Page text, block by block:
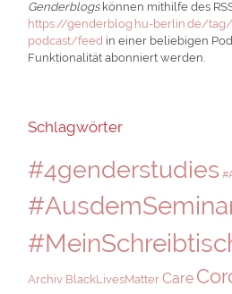
Genderblogskönnen mithilfe des
https://genderblog.hu-berlin.de/
podcast/feed in einer beliebigen
Funktionalität abonniert werden.
Schlagwörter
#4genderstudies
Archiv BlackLivesMatter Care